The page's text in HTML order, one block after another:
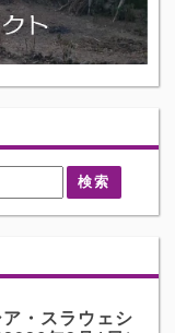
ア・スラウェシ